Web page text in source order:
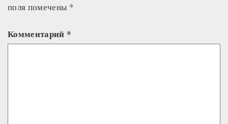
поля помечены *
Комментарий *